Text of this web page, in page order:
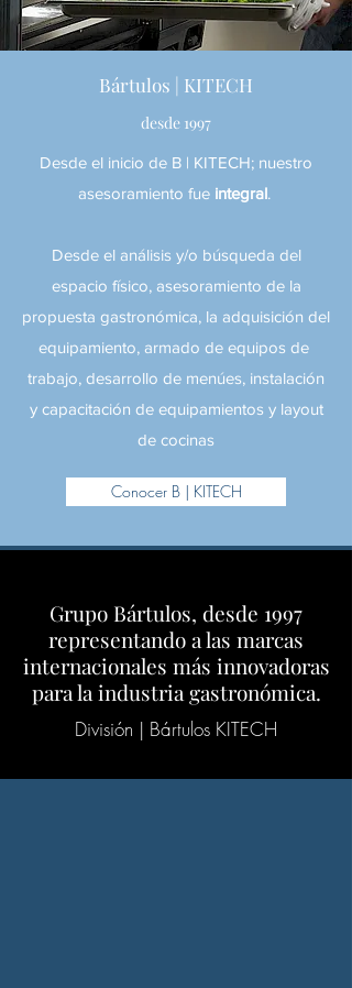
Grupo Bártulos, desde 1997
representando a las marcas
internacionales más innovadoras
para la industria gastronómica.
División | Bártulos KITECH
Bártulos | KITECH
desde 1997
Desde el inicio de B | KITECH; nuestro
asesoramiento fue integral.
Desde el análisis y/o búsqueda del
espacio físico, asesoramiento de la
propuesta gastronómica, la adquisición del
equipamiento, armado de equipos de
trabajo, desarrollo de menúes, instalación
y capacitación de equipamientos y layout
de cocinas
Conocer B | KITECH